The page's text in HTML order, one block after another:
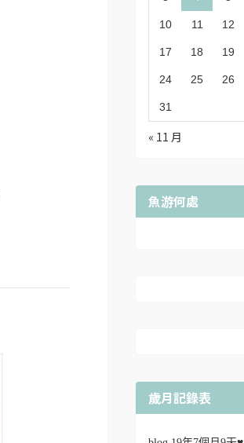
10 11 12
17 18 19
24 25 26
31
« 11 月
魚游何處
歲月記錄表